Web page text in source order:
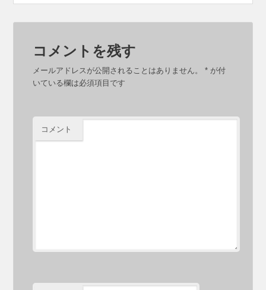
コメントを残す
メールアドレスが公開されることはありません。 * が付
いている欄は必須項目です
コメント